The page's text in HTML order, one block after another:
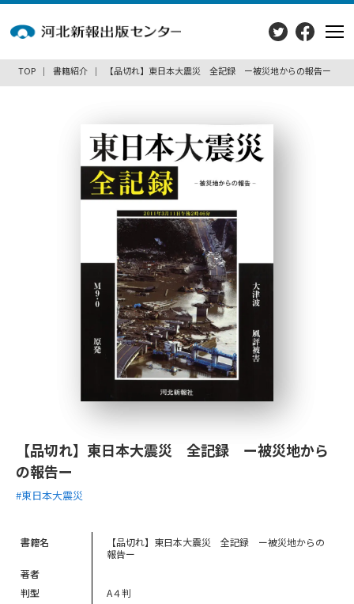
TOP 書籍紹介 【品切れ】東日本大震災 全記録 ー被災地からの報告ー
【品切れ】東日本大震災 全記録 ー被災地から
の報告ー
#東日本大震災
書籍名
【品切れ】東日本大震災 全記録 ー被災地からの
報告ー
著者
判型
A４判